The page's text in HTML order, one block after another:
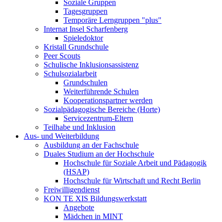
Soziale Gruppen
Tagesgruppen
Temporäre Lerngruppen "plus"
Internat Insel Scharfenberg
Spieledoktor
Kristall Grundschule
Peer Scouts
Schulische Inklusionsassistenz
Schulsozialarbeit
Grundschulen
Weiterführende Schulen
Kooperationspartner werden
Sozialpädagogische Bereiche (Horte)
Servicezentrum-Eltern
Teilhabe und Inklusion
Aus- und Weiterbildung
Ausbildung an der Fachschule
Duales Studium an der Hochschule
Hochschule für Soziale Arbeit und Pädagogik
(HSAP)
Hochschule für Wirtschaft und Recht Berlin
Freiwilligendienst
KON TE XIS Bildungswerkstatt
Angebote
Mädchen in MINT